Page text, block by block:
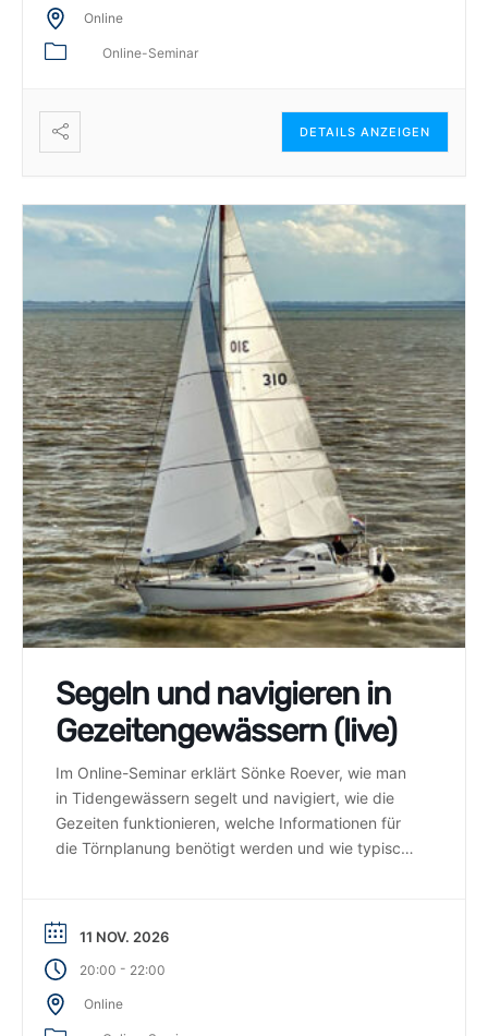
Online
Online-Seminar
DETAILS ANZEIGEN
Segeln und navigieren in
Gezeitengewässern (live)
Im Online-Seminar erklärt Sönke Roever, wie man
in Tidengewässern segelt und navigiert, wie die
Gezeiten funktionieren, welche Informationen für
die Törnplanung benötigt werden und wie typische
11 NOV. 2026
20:00 - 22:00
Online